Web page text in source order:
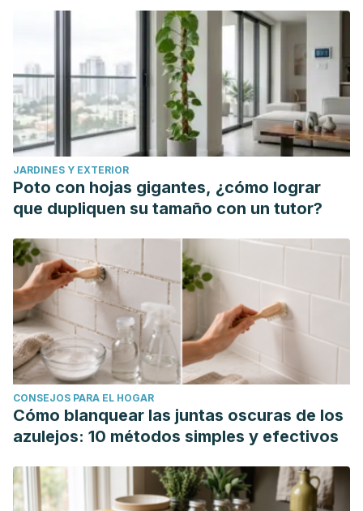
JARDINES Y EXTERIOR
Poto con hojas gigantes, ¿cómo lograr
que dupliquen su tamaño con un tutor?
CONSEJOS PARA EL HOGAR
Cómo blanquear las juntas oscuras de los
azulejos: 10 métodos simples y efectivos